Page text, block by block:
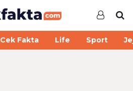
Cek Fakta Life Sport